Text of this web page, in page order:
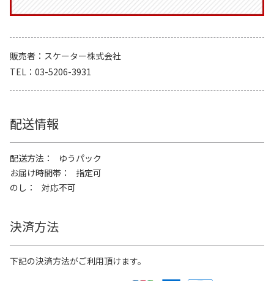
販売者
スケーター株式会社
TEL
03-5206-3931
配送情報
配送方法
ゆうパック
お届け時間帯
指定可
のし
対応不可
決済方法
下記の決済方法がご利用頂けます。